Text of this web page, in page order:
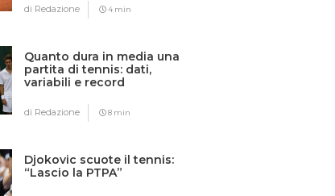
di Redazione 4 min
Quanto dura in media una
partita di tennis: dati,
variabili e record
di Redazione 8 min
Djokovic scuote il tennis:
“Lascio la PTPA”